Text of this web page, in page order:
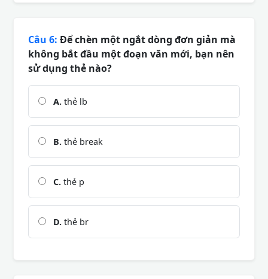
Câu 6: Để chèn một ngắt dòng đơn giản mà
không bắt đầu một đoạn văn mới, bạn nên
sử dụng thẻ nào?
A. thẻ lb
B. thẻ break
C. thẻ p
D. thẻ br